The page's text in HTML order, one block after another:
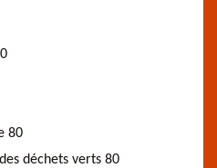
80
déchets verts 80